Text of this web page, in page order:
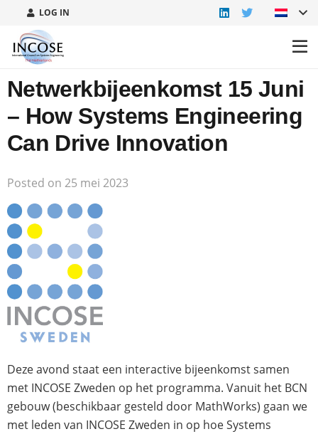
LOG IN
Netwerkbijeenkomst 15 Juni
– How Systems Engineering
Can Drive Innovation
Posted on 25 mei 2023
Deze avond staat een interactive bijeenkomst samen
met INCOSE Zweden op het programma. Vanuit het BCN
gebouw (beschikbaar gesteld door MathWorks) gaan we
met leden van INCOSE Zweden in op hoe Systems